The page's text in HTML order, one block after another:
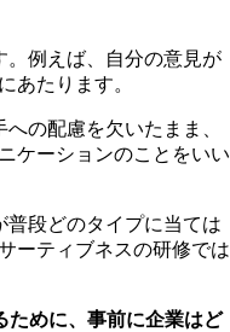
。例えば、自分の意見が
あたります。
の配慮を欠いたまま、
ケーションのことをいい
普段どのタイプに当ては
ーティブネスの研修では
めに、事前に企業はど